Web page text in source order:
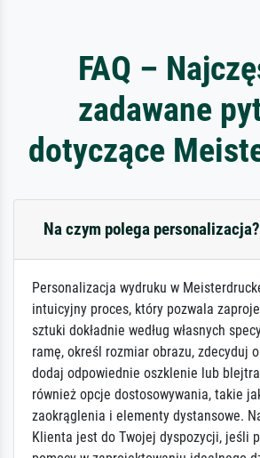
FAQ –
zadawane
dotyczące
Na czym polega personalizacja?
Personalizacja wydruku w
intuicyjny proces, który pozwala
sztuki dokładnie według własnych
ramę, określ rozmiar obrazu, zdecyduj
dodaj odpowiednie oszklenie lub
również opcje dostosowywania, takie
zaokrąglenia i elementy dystansowe.
Klienta jest do Twojej dyspozycji, jeśli